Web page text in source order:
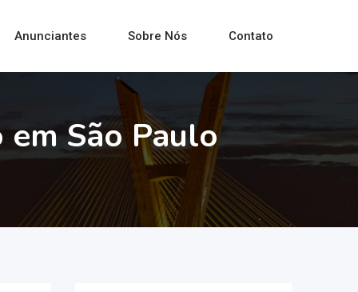
Anunciantes Sobre Nós Contato
São Paulo